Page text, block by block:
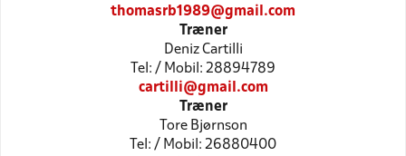
thomasrb1989@gmail.com
Træner
Deniz Cartilli
Tel: / Mobil: 28894789
cartilli@gmail.com
Træner
Tore Bjørnson
Tel: / Mobil: 26880400